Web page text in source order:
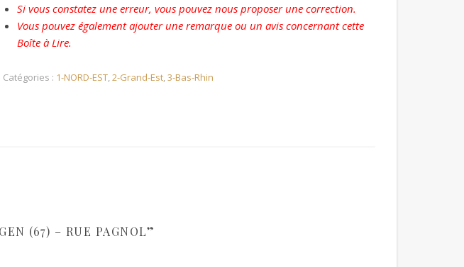
Si vous constatez une erreur, vous pouvez nous proposer une correction.
Vous pouvez également ajouter une remarque ou un avis concernant cette
Boîte à Lire.
Catégories : 1-NORD-EST,2-Grand-Est,3-Bas-Rhin
(67) – RUE PAGNOL”